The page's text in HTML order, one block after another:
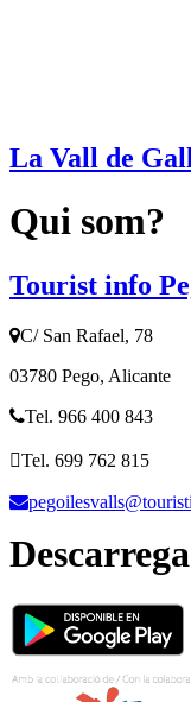
La Vall de
Qui som?
Tourist info
C/ San Rafael, 78
03780 Pego, Alicante
Tel. 966 400 843
Tel. 699 762 815